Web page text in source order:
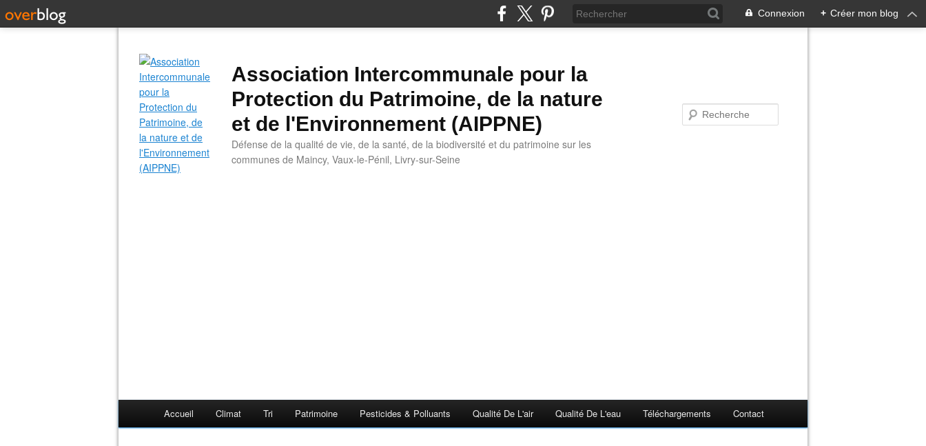
Connexion + Créer mon blog
Association Intercommunale pour la
Protection du Patrimoine, de la nature
et de l'Environnement (AIPPNE)
Défense de la qualité de vie, de la santé, de la biodiversité et du patrimoine sur les
communes de Maincy, Vaux-le-Pénil, Livry-sur-Seine
Accueil Climat Tri Patrimoine Pesticides & Polluants Qualité De L'air Qualité De L'eau Téléchargements Contact